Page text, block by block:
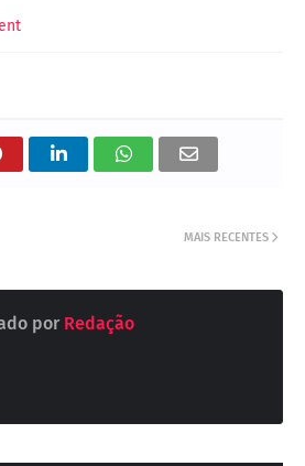
MAIS RECENTES
por Redação